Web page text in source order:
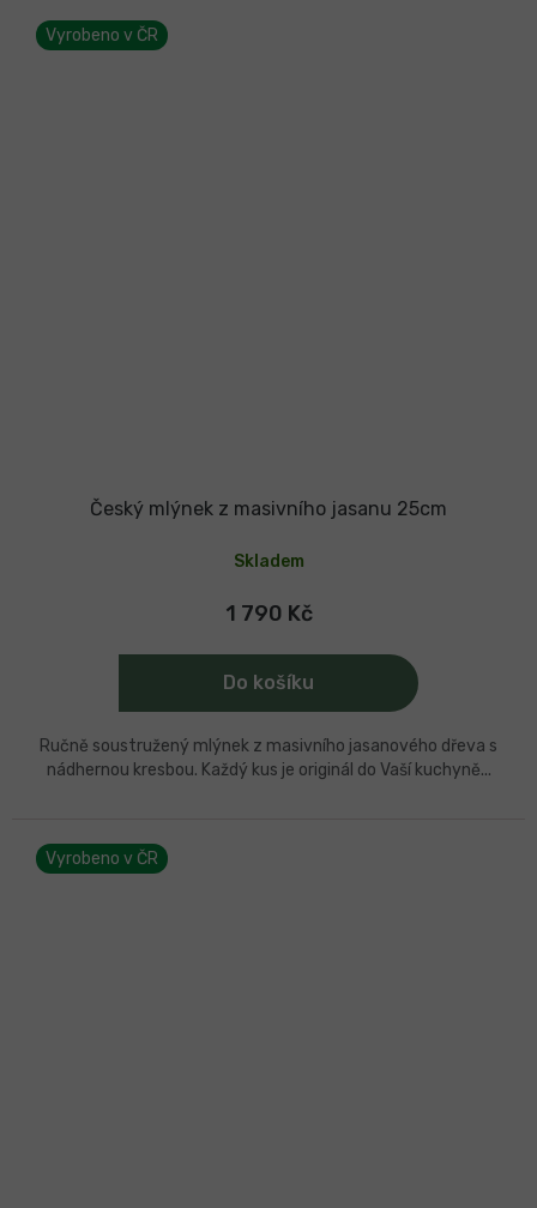
Vyrobeno v ČR
Český mlýnek z masivního jasanu 25cm
Skladem
1 790 Kč
Do košíku
Ručně soustružený mlýnek z masivního jasanového dřeva s
nádhernou kresbou. Každý kus je originál do Vaší kuchyně...
Vyrobeno v ČR